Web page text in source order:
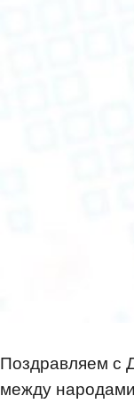
Поздравляем с
между